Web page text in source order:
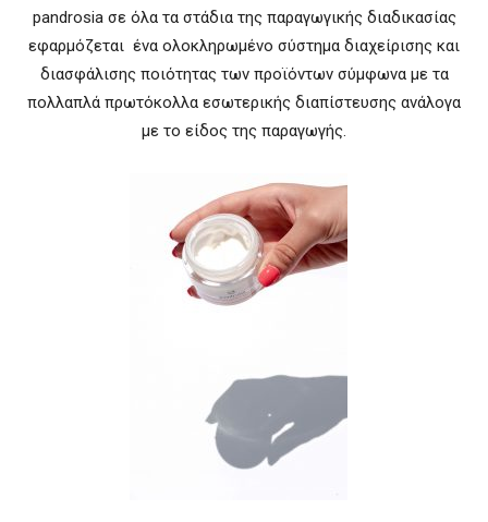
pandrosia σε όλα τα στάδια της παραγωγικής διαδικασίας
εφαρμόζεται ένα ολοκληρωμένο σύστημα διαχείρισης και
διασφάλισης ποιότητας των προϊόντων σύμφωνα με τα
πολλαπλά πρωτόκολλα εσωτερικής διαπίστευσης ανάλογα
με το είδος της παραγωγής.